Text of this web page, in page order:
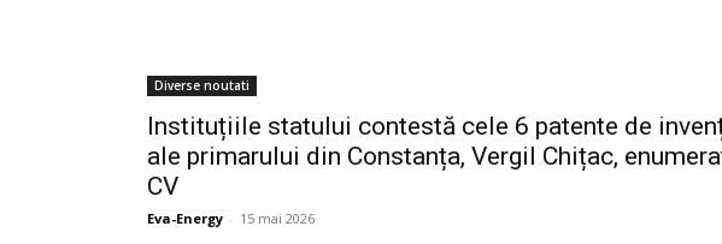
Diverse noutati
Instituțiile statului contestă cele 6 patente de
ale primarului din Constanța, Vergil Chițac,
CV
Eva-Energy - 15 mai 2026